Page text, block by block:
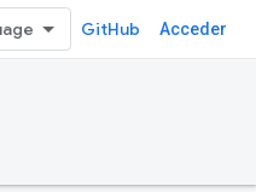
GitHub Acceder